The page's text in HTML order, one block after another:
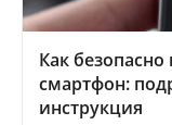
Как
смартфон:
инструкция